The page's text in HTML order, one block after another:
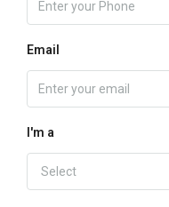
Email
I'm a
Select